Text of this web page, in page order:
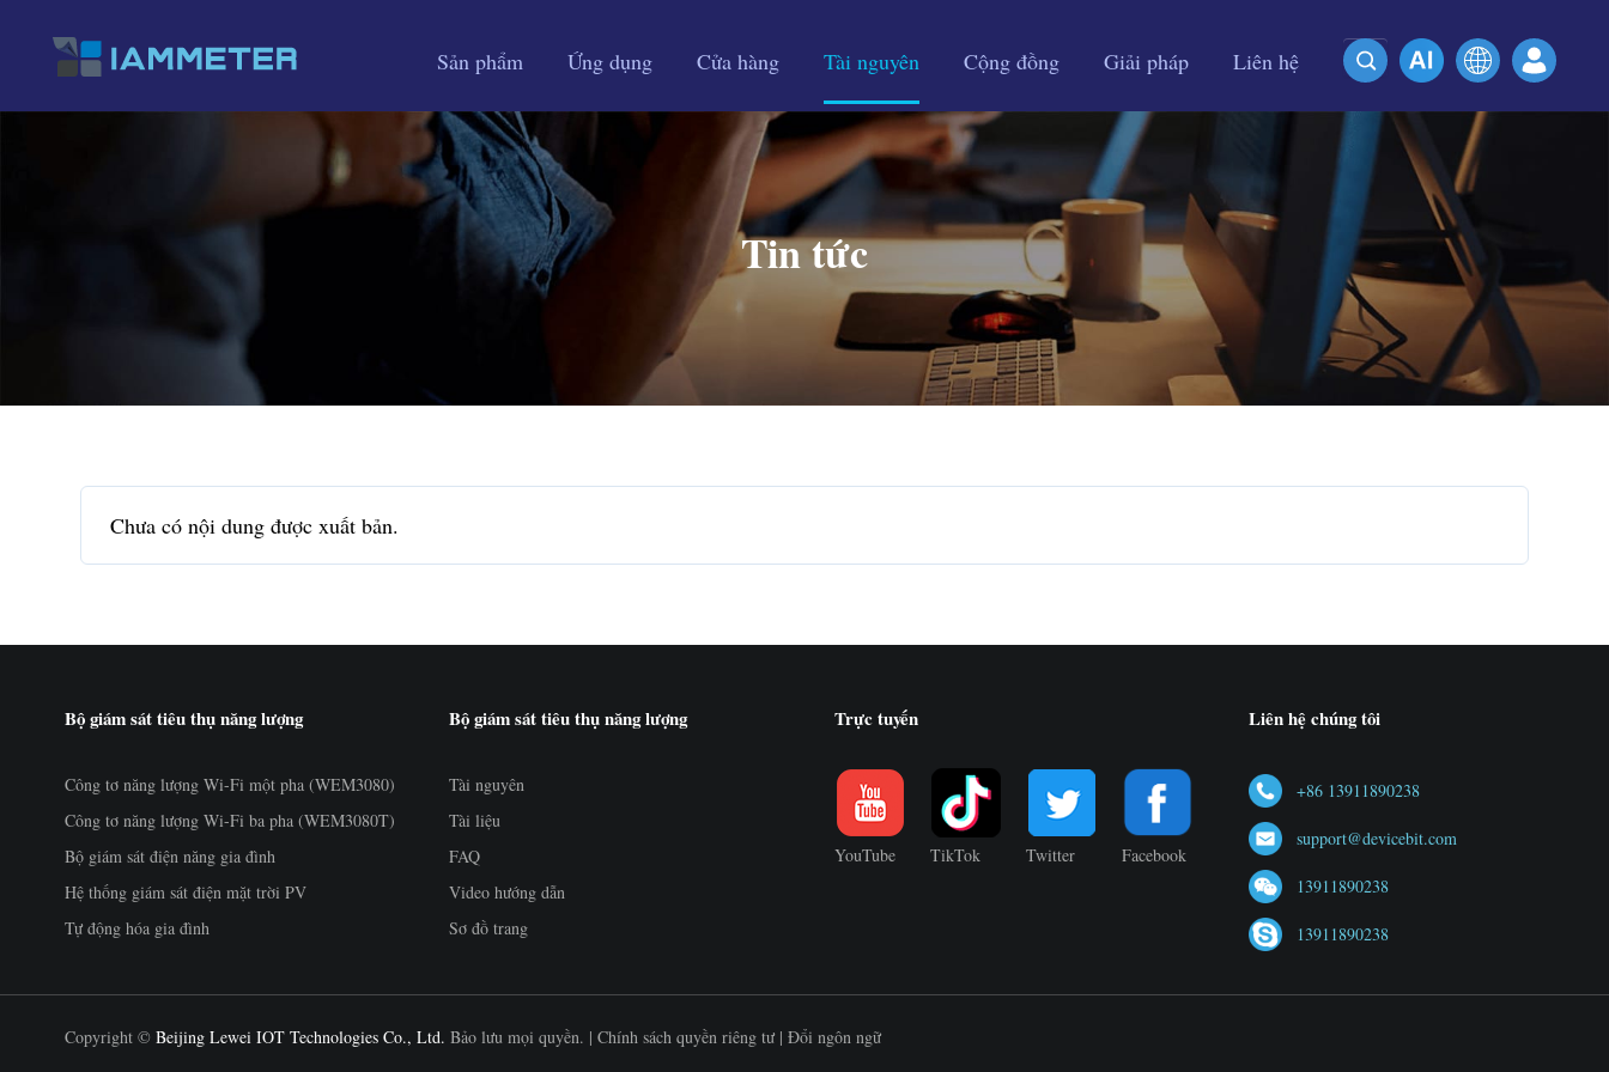
Sản phẩm Ứng dụng Cửa hàng Tài nguyên Cộng đồng Giải pháp Liên hệ
Tin tức
Chưa có nội dung được xuất bản.
Bộ giám sát tiêu thụ năng lượng
Công tơ năng lượng Wi-Fi một pha (WEM3080)
Công tơ năng lượng Wi-Fi ba pha (WEM3080T)
Bộ giám sát điện năng gia đình
Hệ thống giám sát điện mặt trời PV
Tự động hóa gia đình
Bộ giám sát tiêu thụ năng lượng
Tài nguyên
Tài liệu
FAQ
Video hướng dẫn
Sơ đồ trang
Trực tuyến
YouTube TikTok Twitter Facebook
Liên hệ chúng tôi
+86 13911890238
support@devicebit.com
13911890238
13911890238
Copyright © Beijing Lewei IOT Technologies Co., Ltd. Bảo lưu mọi quyền. | Chính sách quyền riêng tư| Đổi ngôn ngữ